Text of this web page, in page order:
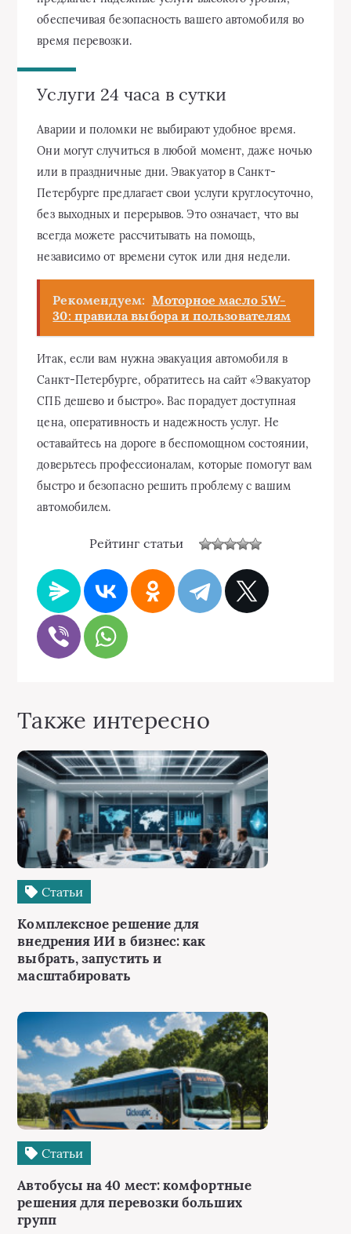
обеспечивая безопасность вашего автомобиля во
время перевозки.
Услуги 24 часа в сутки
Аварии и поломки не выбирают удобное время.
Они могут случиться в любой момент, даже ночью
или в праздничные дни. Эвакуатор в Санкт-
Петербурге предлагает свои услуги круглосуточно,
без выходных и перерывов. Это означает, что вы
всегда можете рассчитывать на помощь,
независимо от времени суток или дня недели.
Рекомендуем: Моторное масло 5W-
30: правила выбора и пользователям
Итак, если вам нужна эвакуация автомобиля в
Санкт-Петербурге, обратитесь на сайт «Эвакуатор
СПБ дешево и быстро». Вас порадует доступная
цена, оперативность и надежность услуг. Не
оставайтесь на дороге в беспомощном состоянии,
доверьтесь профессионалам, которые помогут вам
быстро и безопасно решить проблему с вашим
автомобилем.
Рейтинг статьи
Также интересно
Статьи
Комплексное решение для
внедрения ИИ в бизнес: как
выбрать, запустить и
масштабировать
Статьи
Автобусы на 40 мест: комфортные
решения для перевозки больших
групп